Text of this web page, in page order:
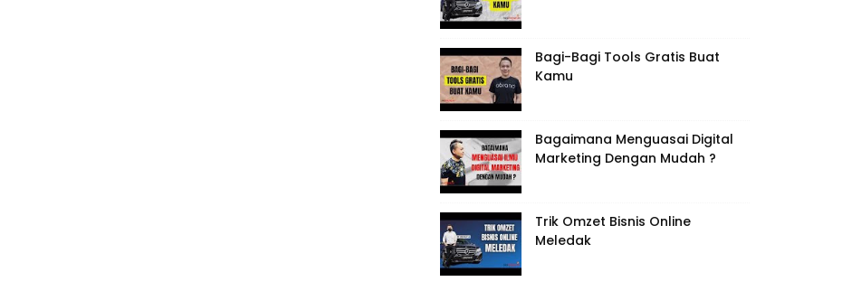
Bagi-Bagi Tools Gratis Buat
Kamu
Bagaimana Menguasai Digital
Marketing Dengan Mudah ?
Trik Omzet Bisnis Online
Meledak